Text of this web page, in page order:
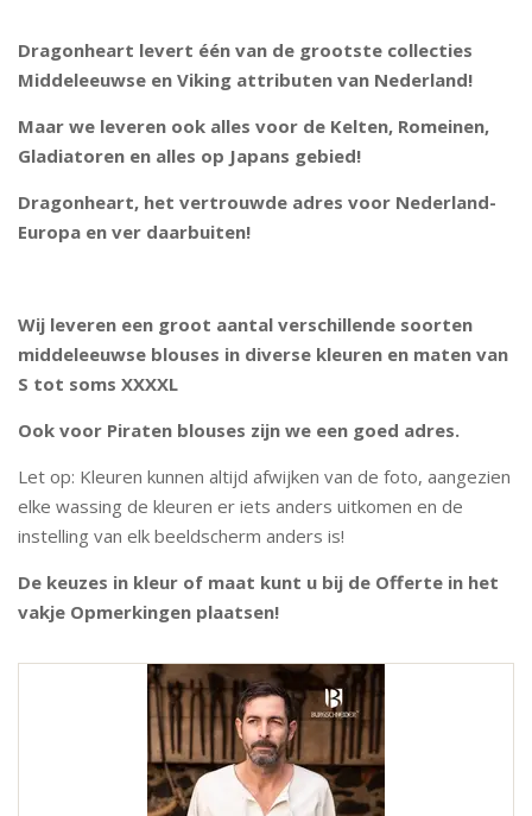
Dragonheart levert één van de grootste collecties
Middeleeuwse en Viking attributen van Nederland!
Maar we leveren ook alles voor de Kelten, Romeinen,
Gladiatoren en alles op Japans gebied!
Dragonheart, het vertrouwde adres voor Nederland-
Europa en ver daarbuiten!
Wij leveren een groot aantal verschillende soorten
middeleeuwse blouses in diverse kleuren en maten van
S tot soms XXXXL
Ook voor Piraten blouses zijn we een goed adres.
Let op: Kleuren kunnen altijd afwijken van de foto, aangezien
elke wassing de kleuren er iets anders uitkomen en de
instelling van elk beeldscherm anders is!
De keuzes in kleur of maat kunt u bij de Offerte in het
vakje Opmerkingen plaatsen!